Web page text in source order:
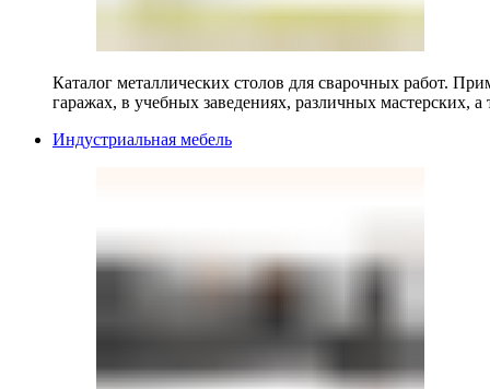
Каталог металлических столов для сварочных работ.
гаражах, в учебных заведениях, различных мастерских, а
Индустриальная мебель